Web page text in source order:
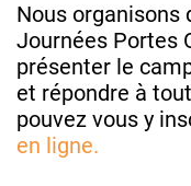
Nous organisons
Journées Portes
présenter le
et répondre à
pouvez vous y
en ligne.